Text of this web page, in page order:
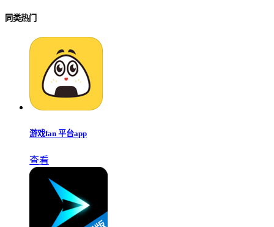
同类热门
游戏fan 平台app
查看